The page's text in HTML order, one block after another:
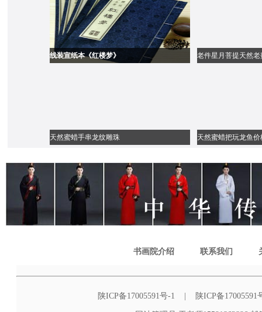
线装宣纸本《红楼梦》 老件星月菩提天然老
天然蜜蜡手串龙纹雕珠 天然蜜蜡把玩龙鱼价
书画院介绍 联系我们
陕ICP备17005591号-1 | 陕ICP备